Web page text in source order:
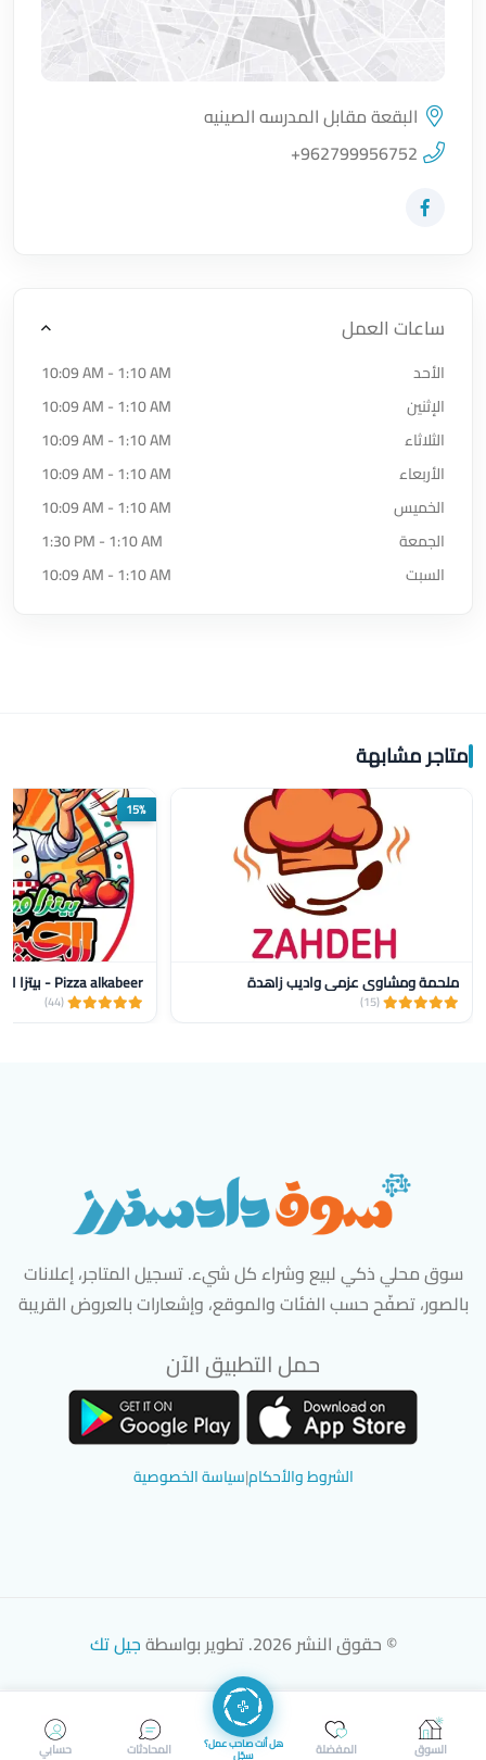
اضغط لتحميل الموقع
البقعة مقابل المدرسه الصينيه
+962799956752
زيارة حساب المتجر على Facebook-f
ساعات العمل
الأحد
10:09 AM - 1:10 AM
الإثنين
10:09 AM - 1:10 AM
الثلاثاء
10:09 AM - 1:10 AM
الأربعاء
10:09 AM - 1:10 AM
الخميس
10:09 AM - 1:10 AM
الجمعة
1:30 PM - 1:10 AM
السبت
10:09 AM - 1:10 AM
متاجر مشابهة
ملحمة ومشاوي عزمي واديب زاهدة
(15)
15%
Pizza alkabeer - بيتزا الكبير
(44)
سوق محلي ذكي لبيع وشراء كل شيء. تسجيل المتاجر، إعلانات
بالصور، تصفّح حسب الفئات والموقع، وإشعارات بالعروض القريبة
حمل التطبيق الآن
الشروط والأحكام|سياسة الخصوصية
© حقوق النشر 2026. تطوير بواسطة جيل تك
حسابي المحادثات هل أنت صاحب عمل؟
سجّل المفضلة السوق